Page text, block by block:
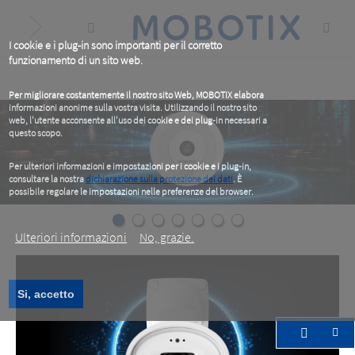
I cookie e i plug-in sono importanti per il corretto
funzionamento di un sito web.
Per migliorare costantemente il nostro sito Web, MOBOTIX elabora
informazioni anonime sulla vostra visita. Utilizzando il nostro sito
web, l'utente acconsente all'uso dei cookie e dei plug-in necessari a
questo scopo.
Per ulteriori informazioni e impostazioni per i cookie e i plug-in,
consultare la nostradichiarazione sulla protezione dei dati. È
possibile regolare le impostazioni nelle preferenze del browser.
.
Ulteriori informazioni
No, grazie.
Si, accetto
content